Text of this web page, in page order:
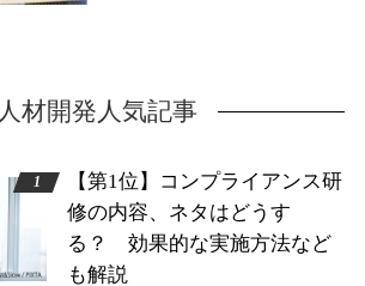
人材開発人気記事
【第1位】コンプライアンス研
修の内容、ネタはどうす
る？ 効果的な実施方法など
も解説